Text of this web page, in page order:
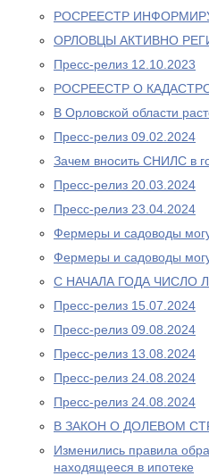
РОСРЕЕСТР
ОРЛОВЦЫ АКТИВНО
Пресс-релиз 12.10.2023
РОСРЕЕСТР О
В Орловской области
Пресс-релиз 09.02.2024
Зачем вносить СНИЛС в
Пресс-релиз 20.03.2024
Пресс-релиз 23.04.2024
Фермеры и садоводы
Фермеры и садоводы
С НАЧАЛА ГОДА ЧИСЛО
Пресс-релиз 15.07.2024
Пресс-релиз 09.08.2024
Пресс-релиз 13.08.2024
Пресс-релиз 24.08.2024
Пресс-релиз 24.08.2024
В ЗАКОН О ДОЛЕВОМ
Изменились правила
находящееся в ипотеке